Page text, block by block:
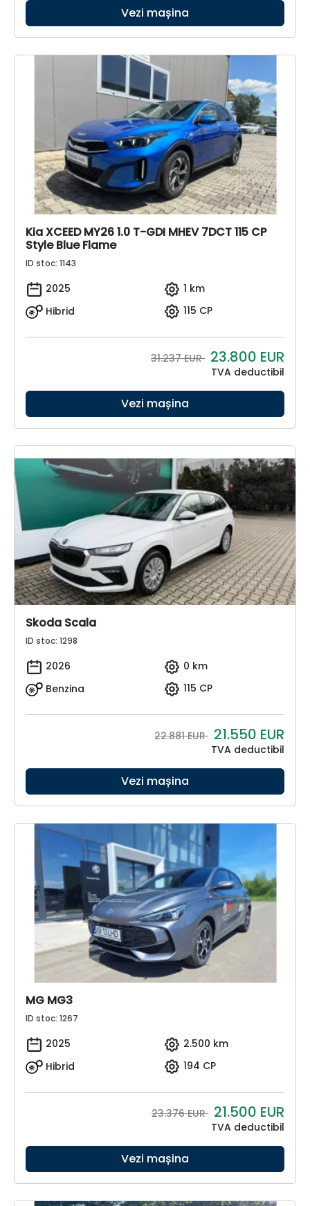
Vezi mașina
Kia XCEED MY26 1.0 T-GDI MHEV 7DCT 115 CP
Style Blue Flame
ID stoc: 1143
2025
1 km
Hibrid
115 CP
31.237 EUR 23.800 EUR
TVA deductibil
Vezi mașina
Skoda Scala
ID stoc: 1298
2026
0 km
Benzina
115 CP
22.881 EUR 21.550 EUR
TVA deductibil
Vezi mașina
MG MG3
ID stoc: 1267
2025
2.500 km
Hibrid
194 CP
23.376 EUR 21.500 EUR
TVA deductibil
Vezi mașina